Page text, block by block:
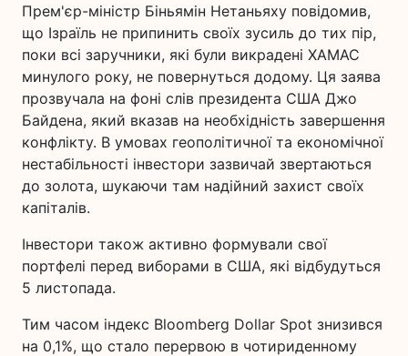
Прем'єр-міністр Біньямін Нетаньяху повідомив,
що Ізраїль не припинить своїх зусиль до тих пір,
поки всі заручники, які були викрадені ХАМАС
минулого року, не повернуться додому. Ця заява
прозвучала на фоні слів президента США Джо
Байдена, який вказав на необхідність завершення
конфлікту. В умовах геополітичної та економічної
нестабільності інвестори зазвичай звертаються
до золота, шукаючи там надійний захист своїх
капіталів.
Інвестори також активно формували свої
портфелі перед виборами в США, які відбудуться
5 листопада.
Тим часом індекс Bloomberg Dollar Spot знизився
на 0,1%, що стало перервою в чотириденному